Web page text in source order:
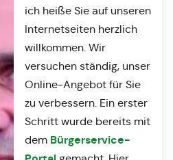
ich heiße Sie auf unseren
Internetseiten herzlich
willkommen. Wir
versuchen ständig, unser
Online-Angebot für Sie
zu verbessern. Ein erster
Schritt wurde bereits mit
dem Bürgerservice-